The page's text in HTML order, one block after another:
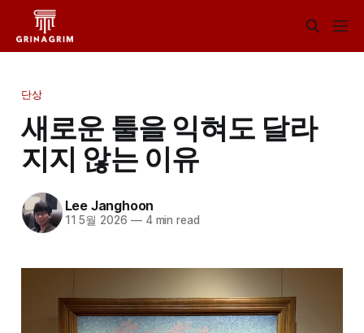
단상
새로운 툴을 익혀도 달라
지지 않는 이유
Lee Janghoon
11 5월 2026 —4 min read